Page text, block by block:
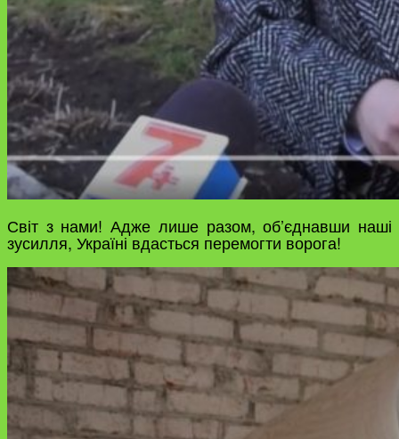
Світ з нами! Адже лише разом, об’єднавши наші
зусилля, Україні вдасться перемогти ворога!